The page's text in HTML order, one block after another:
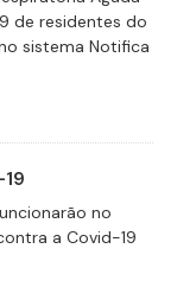
de residentes do
sistema Notifica
no
a Covid-19